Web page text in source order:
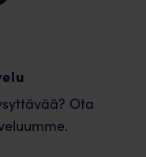
Ota